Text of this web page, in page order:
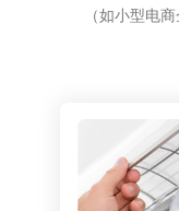
（如小型电